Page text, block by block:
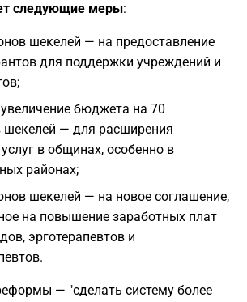
следующие меры:
шекелей — на предоставление
для поддержки учреждений и
бюджета на 70
шекелей — для расширения
в общинах, особенно в
районах;
шекелей — на новое соглашение,
на повышение заработных плат
эрготерапевтов и
— "сделать систему более